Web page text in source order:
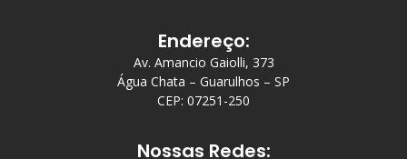
Endereço:
Av. Amancio Gaiolli, 373
Água Chata – Guarulhos – SP
CEP: 07251-250
Nossas Redes: